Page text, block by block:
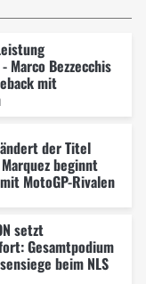
Marco Bezzecchis
mit
der Titel
beginnt
MotoGP-Rivalen
setzt
Gesamtpodium
beim NLS